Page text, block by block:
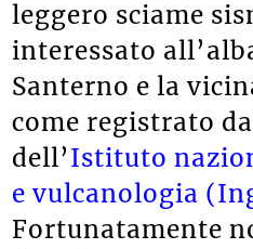
leggero sciame
interessato
Santerno e la
come registrato
dell’Istituto
e vulcanologia
Fortunatamente